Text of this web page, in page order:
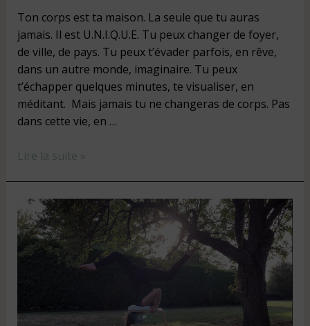
Ton corps est ta maison. La seule que tu auras
jamais. Il est U.N.I.Q.U.E. Tu peux changer de foyer,
de ville, de pays. Tu peux t’évader parfois, en rêve,
dans un autre monde, imaginaire. Tu peux
t’échapper quelques minutes, te visualiser, en
méditant. Mais jamais tu ne changeras de corps. Pas
dans cette vie, en …
Lire la suite »